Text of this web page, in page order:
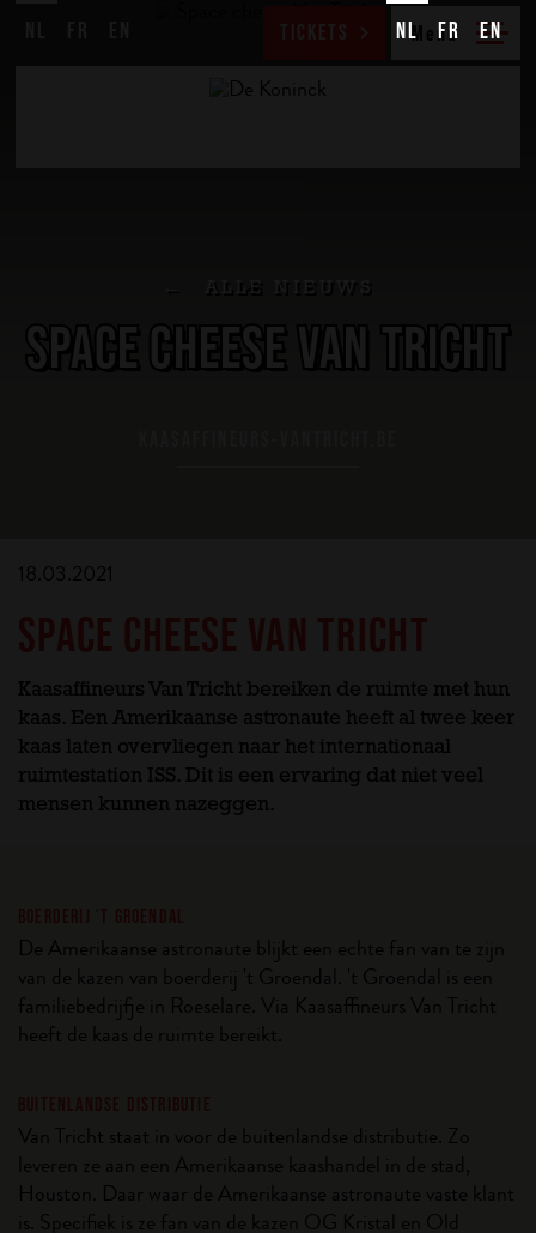
NL FR EN
ALLE NIEUWS
SPACE CHEESE VAN TRICHT
18.03.2021
Kaasaffineurs Van Tricht bereiken de ruimte met hun
kaas. Een Amerikaanse astronaute heeft al twee keer
kaas laten overvliegen naar het internationaal
ruimtestation ISS. Dit is een ervaring dat niet veel
mensen kunnen nazeggen.
De Amerikaanse astronaute blijkt een echte fan van te zijn
van de kazen van boerderij 't Groendal. 't Groendal is een
familiebedrijfje in Roeselare. Via Kaasaffineurs Van Tricht
heeft de kaas de ruimte bereikt.
Van Tricht staat in voor de buitenlandse distributie. Zo
leveren ze aan een Amerikaanse kaashandel in de stad,
Houston. Daar waar de Amerikaanse astronaute vaste klant
is. Specifiek is ze fan van de kazen OG Kristal en Old